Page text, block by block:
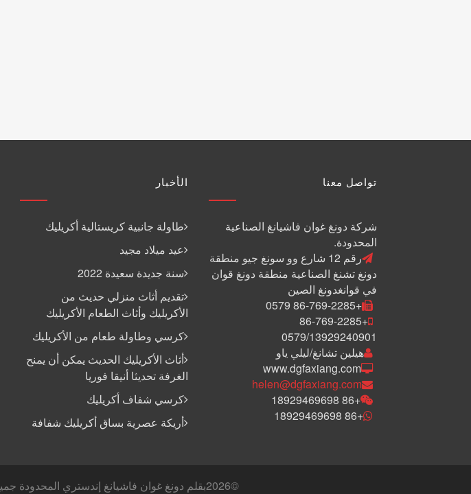
الأخبار
طاولة جانبية كريستالية أكريليك
عيد ميلاد مجيد
سنة جديدة سعيدة 2022
تقديم أثاث منزلي حديث من
الأكريليك وأثاث الطعام الأكريليك
كرسي وطاولة طعام من الأكريليك
أثاث الأكريليك الحديث يمكن أن يمنح
الغرفة تحديثا أنيقا فوريا
كرسي شفاف أكريليك
أريكة عصرية بساق أكريليك شفافة
تواصل معنا
شركة دونغ غوان فاشيانغ الصناعية
المحدودة.
رقم 12 شارع وو سونغ جيو منطقة
دونغ تشنغ الصناعية منطقة دونغ قوان
في قوانغدونغ الصين
+86-769-2285 0579
+86-769-2285
0579/13929240901
هيلين تشانغ/ليلي ياو
www.dgfaxiang.com
helen@dgfaxiang.com
+86 18929469698
+86 18929469698
©2026بقلم دونغ غوان فاشيانغ إندستري المحدودة جميع الحقوق محفوظة - خريطة الموقع: